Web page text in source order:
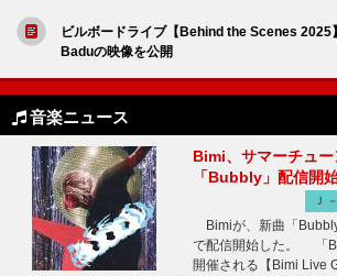
ビルボードライブ【Behind the Scenes
Baduの映像を公開
音楽ニュース
Bimi、サマーチュ
「Bubbly」配信開
Ｊ
Bimiが、新曲「
で配信開始した。 「
開催される【Bimi Live